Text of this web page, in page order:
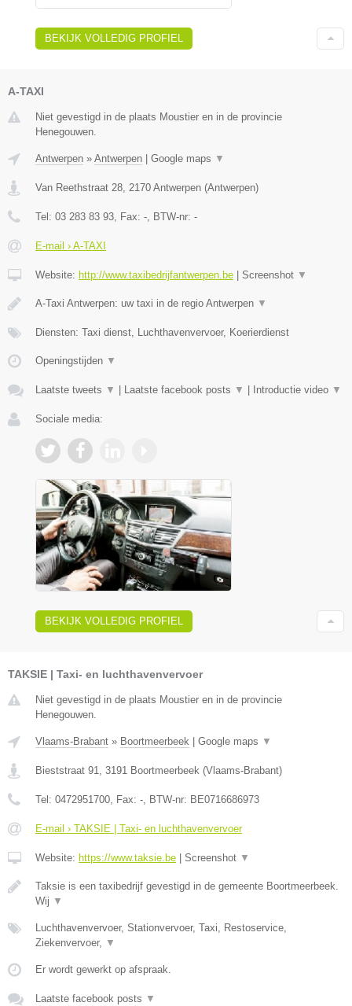
BEKIJK VOLLEDIG PROFIEL
A-TAXI
Niet gevestigd in de plaats Moustier en in de provincie
Henegouwen.
Antwerpen » Antwerpen Google maps ▼
Van Reethstraat 28, 2170 Antwerpen (Antwerpen)
Tel: 03 283 83 93, Fax: -, BTW-nr: -
E-mail › A-TAXI
Website: http://www.taxibedrijfantwerpen.be Screenshot ▼
A-Taxi Antwerpen: uw taxi in de regio Antwerpen ▼
Diensten: Taxi dienst, Luchthavenvervoer, Koerierdienst
Openingstijden ▼
Laatste tweets ▼ Laatste facebook posts ▼ Introductie video ▼
Sociale media:
BEKIJK VOLLEDIG PROFIEL
TAKSIE | Taxi- en luchthavenvervoer
Niet gevestigd in de plaats Moustier en in de provincie
Henegouwen.
Vlaams-Brabant » Boortmeerbeek Google maps ▼
Bieststraat 91, 3191 Boortmeerbeek (Vlaams-Brabant)
Tel: 0472951700, Fax: -, BTW-nr: BE0716686973
E-mail › TAKSIE | Taxi- en luchthavenvervoer
Website: https://www.taksie.be Screenshot ▼
Taksie is een taxibedrijf gevestigd in de gemeente Boortmeerbeek.
Wij ▼
Luchthavenvervoer, Stationvervoer, Taxi, Restoservice,
Ziekenvervoer, ▼
Er wordt gewerkt op afspraak.
Laatste facebook posts ▼